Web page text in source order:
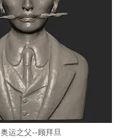
奥运之父--顾拜旦